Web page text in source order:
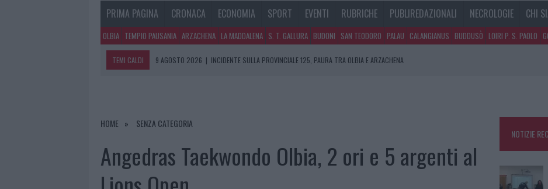
PRIMA PAGINA CRONACA ECONOMIA SPORT EVENTI RUBRICHE PUBLIREDAZIONALI NECROLOGIE CHI
OLBIA TEMPIO PAUSANIA ARZACHENA LA MADDALENA S. T. GALLURA BUDONI SAN TEODORO PALAU CALANGIANUS BUDDUSÒ LOIRI P. S. PAOLO
TEMI CALDI 9 AGOSTO 2026 | INCIDENTE SULLA PROVINCIALE 125, PAURA TRA OLBIA E ARZACHENA
8 AGOSTO 2026
| METEO OLBIA 9 AGOSTO, TEMPERATURE IN CALO
HOME SENZA CATEGORIA
Angedras Taekwondo Olbia, 2 ori e 5 argenti al
NOTIZIE